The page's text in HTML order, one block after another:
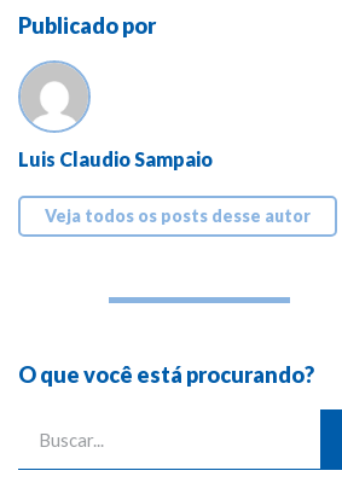
Publicado por
Luis Claudio Sampaio
Veja todos os posts desse autor
O que você está procurando?